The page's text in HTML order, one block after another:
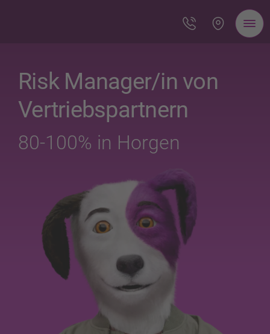
Risk Manager/in von
Vertriebspartnern
80-100% in Horgen